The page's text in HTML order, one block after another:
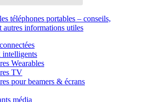
téléphones portables – conseils,
autres informations utiles
intelligents
Wearables
TV
pour beamers & écrans
média